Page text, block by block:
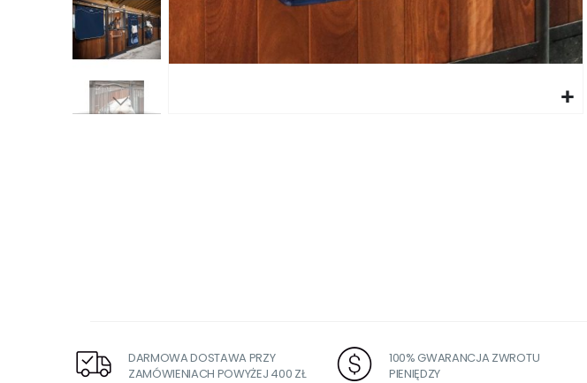
DARMOWA DOSTAWA PRZY
ZAMÓWIENIACH POWYŻEJ 400 ZŁ
100% GWARANCJA ZWROTU
PIENIĘDZY